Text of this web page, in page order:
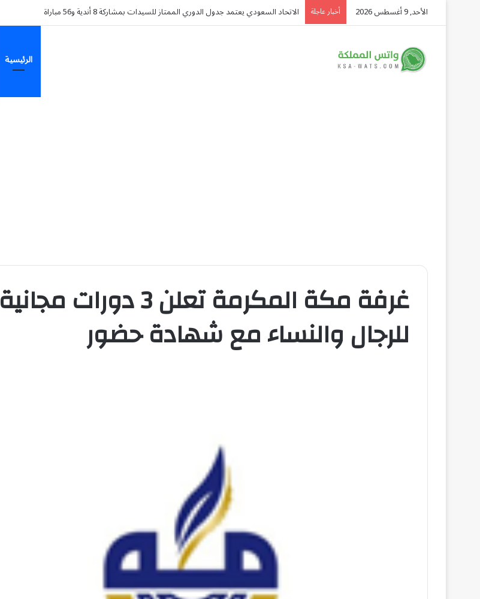
الأحد, 9 أغسطس 2026 أخبار عاجلة شركة توزيع وتسويق السيارات المحدودة تسلّط الضوء على سيارة HAVAL V7 موديل 2027 ضمن عرض الأصفار الثلاثة
الرئيسية
غرفة مكة المكرمة تعلن 3 دورات مجانية
للرجال والنساء مع شهادة حضور